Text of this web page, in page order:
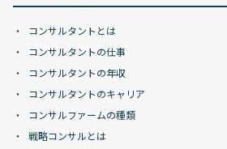
コンサルタントとは
コンサルタントの仕事
コンサルタントの年収
コンサルタントのキャリア
コンサルファームの種類
戦略コンサルとは